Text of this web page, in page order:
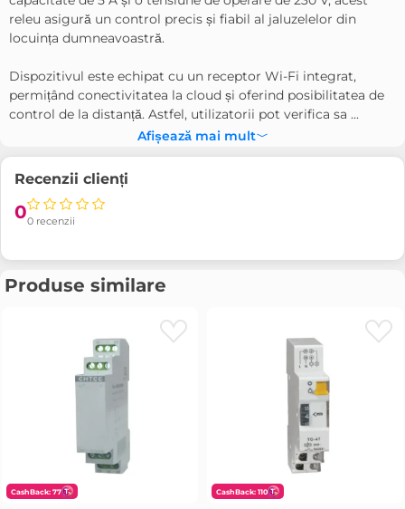
releu asigură un control precis și fiabil al jaluzelelor din
locuința dumneavoastră.
Dispozitivul este echipat cu un receptor Wi-Fi integrat,
permițând conectivitatea la cloud și oferind posibilitatea de
control de la distanță. Astfel, utilizatorii pot verifica sa ...
Afișează mai mult
Recenzii clienți
00 recenzii
Produse similare
CashBack: 77 CashBack: 110